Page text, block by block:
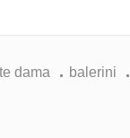
dama balerini